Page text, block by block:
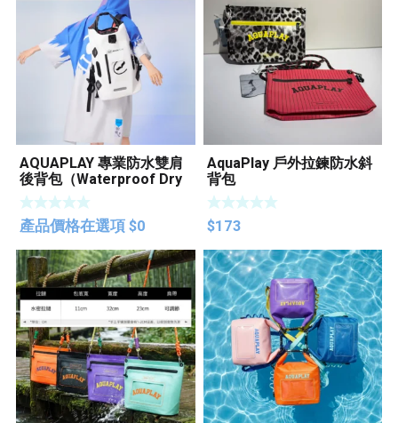
AQUAPLAY 專業防水雙肩
後背包（Waterproof Dry
Bag Backpack）
產品價格在選項$0
AquaPlay 戶外拉鍊防水斜
背包
$173